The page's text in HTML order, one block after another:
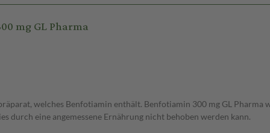
mg GL Pharma
welches Benfotiamin enthält. Benfotiamin 300 mg GL
durch eine angemessene Ernährung nicht behoben werden kann.